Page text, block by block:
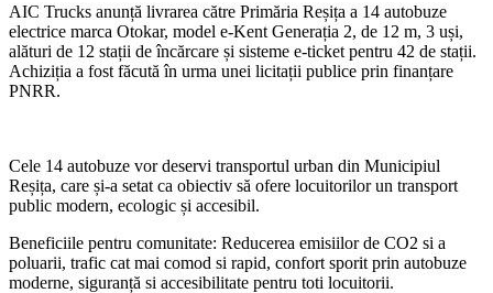
AIC Trucks anunță livrarea către Primăria Reșița a 14 autobuze
electrice marca Otokar, model e-Kent Generația 2, de 12 m, 3 uși,
alături de 12 stații de încărcare și sisteme e-ticket pentru 42 de stații.
Achiziția a fost făcută în urma unei licitații publice prin finanțare
PNRR.
Cele 14 autobuze vor deservi transportul urban din Municipiul
Reșița, care și-a setat ca obiectiv să ofere locuitorilor un transport
public modern, ecologic și accesibil.
Beneficiile pentru comunitate: Reducerea emisiilor de CO2 si a
poluarii, trafic cat mai comod si rapid, confort sporit prin autobuze
moderne, siguranță si accesibilitate pentru toti locuitorii.